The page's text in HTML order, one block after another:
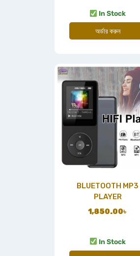
In Stock
অর্ডার করুন
BLUETOOTH MP3
PLAYER
1,850.00৳
In Stock